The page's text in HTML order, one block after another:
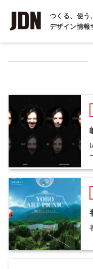
つくる、使う
デザイン情報
INTERVIEW
インタビュー
COLUMN
コラム